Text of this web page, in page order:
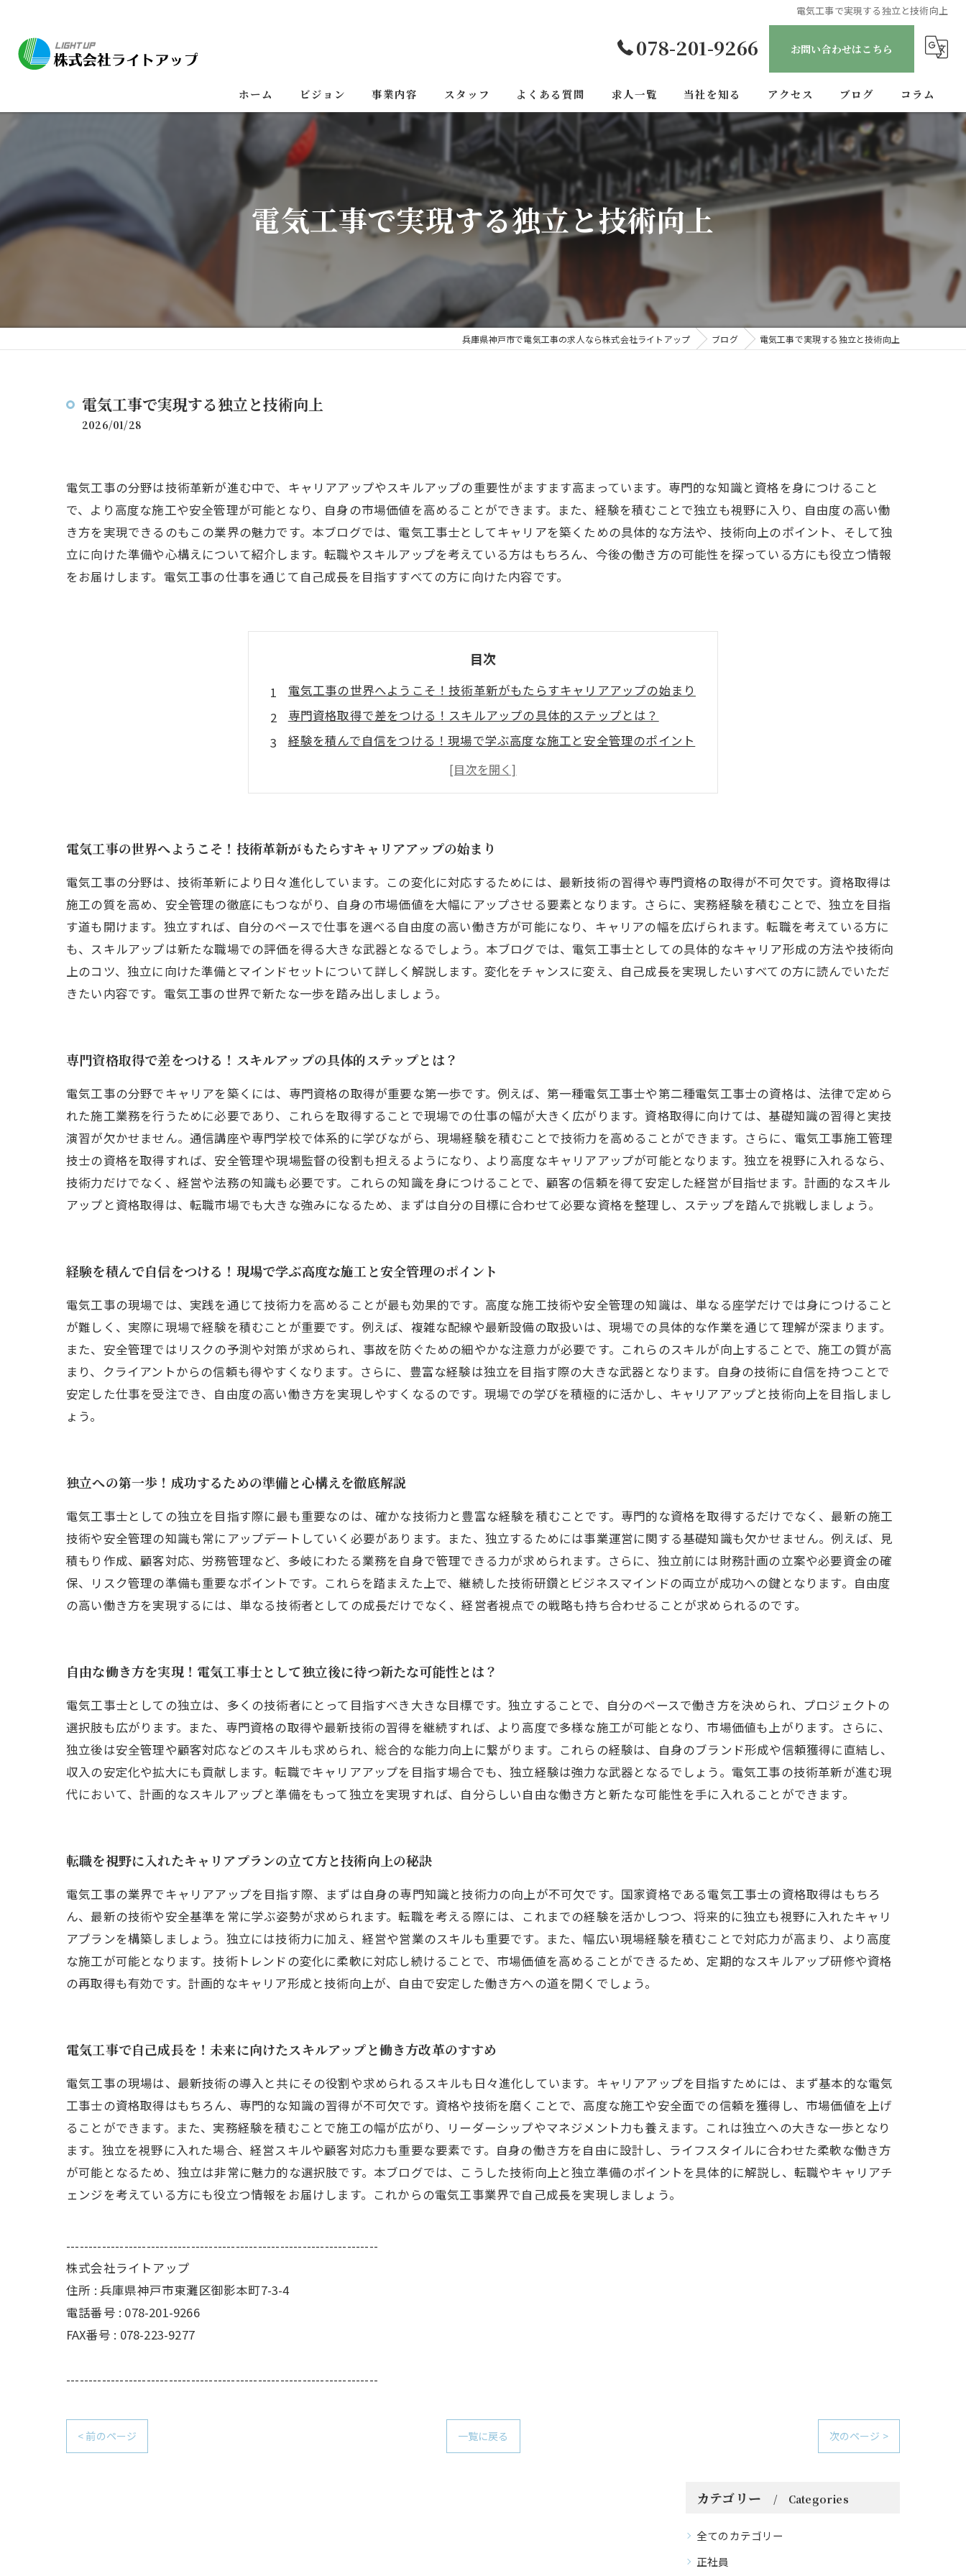
電気工事で実現する独立と技術向上
078-201-9266 お問い合わせはこちら
ホーム ビジョン 事業内容 スタッフ よくある質問 求人一覧 当社を知る
正社員
転職
未経験
アクセス ブログ コラム
電気工事で実現する独立と技術向上
兵庫県神戸市で電気工事の求人なら株式会社ライトアップ ブログ 電気工事で実現する独立と技術向上
電気工事で実現する独立と技術向上
2026/01/28
電気工事の分野は技術革新が進む中で、キャリアアップやスキルアップの重要性がますます高まっています。専門的な知識と資格を身につけること
で、より高度な施工や安全管理が可能となり、自身の市場価値を高めることができます。また、経験を積むことで独立も視野に入り、自由度の高い働
き方を実現できるのもこの業界の魅力です。本ブログでは、電気工事士としてキャリアを築くための具体的な方法や、技術向上のポイント、そして独
立に向けた準備や心構えについて紹介します。転職やスキルアップを考えている方はもちろん、今後の働き方の可能性を探っている方にも役立つ情報
をお届けします。電気工事の仕事を通じて自己成長を目指すすべての方に向けた内容です。
目次
電気工事の世界へようこそ！技術革新がもたらすキャリアアップの始まり
専門資格取得で差をつける！スキルアップの具体的ステップとは？
経験を積んで自信をつける！現場で学ぶ高度な施工と安全管理のポイント
独立への第一歩！成功するための準備と心構えを徹底解説
自由な働き方を実現！電気工事士として独立後に待つ新たな可能性とは？
電気工事で自己成長を！未来に向けたスキルアップと働き方改革のすすめ
電気工事の世界へようこそ！技術革新がもたらすキャリアアップの始まり
電気工事の分野は、技術革新により日々進化しています。この変化に対応するためには、最新技術の習得や専門資格の取得が不可欠です。資格取得は
施工の質を高め、安全管理の徹底にもつながり、自身の市場価値を大幅にアップさせる要素となります。さらに、実務経験を積むことで、独立を目指
す道も開けます。独立すれば、自分のペースで仕事を選べる自由度の高い働き方が可能になり、キャリアの幅を広げられます。転職を考えている方に
も、スキルアップは新たな職場での評価を得る大きな武器となるでしょう。本ブログでは、電気工事士としての具体的なキャリア形成の方法や技術向
上のコツ、独立に向けた準備とマインドセットについて詳しく解説します。変化をチャンスに変え、自己成長を実現したいすべての方に読んでいただ
きたい内容です。電気工事の世界で新たな一歩を踏み出しましょう。
専門資格取得で差をつける！スキルアップの具体的ステップとは？
電気工事の分野でキャリアを築くには、専門資格の取得が重要な第一歩です。例えば、第一種電気工事士や第二種電気工事士の資格は、法律で定めら
れた施工業務を行うために必要であり、これらを取得することで現場での仕事の幅が大きく広がります。資格取得に向けては、基礎知識の習得と実技
演習が欠かせません。通信講座や専門学校で体系的に学びながら、現場経験を積むことで技術力を高めることができます。さらに、電気工事施工管理
技士の資格を取得すれば、安全管理や現場監督の役割も担えるようになり、より高度なキャリアアップが可能となります。独立を視野に入れるなら、
技術力だけでなく、経営や法務の知識も必要です。これらの知識を身につけることで、顧客の信頼を得て安定した経営が目指せます。計画的なスキル
アップと資格取得は、転職市場でも大きな強みになるため、まずは自分の目標に合わせて必要な資格を整理し、ステップを踏んで挑戦しましょう。
経験を積んで自信をつける！現場で学ぶ高度な施工と安全管理のポイント
電気工事の現場では、実践を通じて技術力を高めることが最も効果的です。高度な施工技術や安全管理の知識は、単なる座学だけでは身につけること
が難しく、実際に現場で経験を積むことが重要です。例えば、複雑な配線や最新設備の取扱いは、現場での具体的な作業を通じて理解が深まります。
また、安全管理ではリスクの予測や対策が求められ、事故を防ぐための細やかな注意力が必要です。これらのスキルが向上することで、施工の質が高
まり、クライアントからの信頼も得やすくなります。さらに、豊富な経験は独立を目指す際の大きな武器となります。自身の技術に自信を持つことで
安定した仕事を受注でき、自由度の高い働き方を実現しやすくなるのです。現場での学びを積極的に活かし、キャリアアップと技術向上を目指しまし
ょう。
独立への第一歩！成功するための準備と心構えを徹底解説
電気工事士としての独立を目指す際に最も重要なのは、確かな技術力と豊富な経験を積むことです。専門的な資格を取得するだけでなく、最新の施工
技術や安全管理の知識も常にアップデートしていく必要があります。また、独立するためには事業運営に関する基礎知識も欠かせません。例えば、見
積もり作成、顧客対応、労務管理など、多岐にわたる業務を自身で管理できる力が求められます。さらに、独立前には財務計画の立案や必要資金の確
保、リスク管理の準備も重要なポイントです。これらを踏まえた上で、継続した技術研鑽とビジネスマインドの両立が成功への鍵となります。自由度
の高い働き方を実現するには、単なる技術者としての成長だけでなく、経営者視点での戦略も持ち合わせることが求められるのです。
自由な働き方を実現！電気工事士として独立後に待つ新たな可能性とは？
電気工事士としての独立は、多くの技術者にとって目指すべき大きな目標です。独立することで、自分のペースで働き方を決められ、プロジェクトの
選択肢も広がります。また、専門資格の取得や最新技術の習得を継続すれば、より高度で多様な施工が可能となり、市場価値も上がります。さらに、
独立後は安全管理や顧客対応などのスキルも求められ、総合的な能力向上に繋がります。これらの経験は、自身のブランド形成や信頼獲得に直結し、
収入の安定化や拡大にも貢献します。転職でキャリアアップを目指す場合でも、独立経験は強力な武器となるでしょう。電気工事の技術革新が進む現
代において、計画的なスキルアップと準備をもって独立を実現すれば、自分らしい自由な働き方と新たな可能性を手に入れることができます。
転職を視野に入れたキャリアプランの立て方と技術向上の秘訣
電気工事の業界でキャリアアップを目指す際、まずは自身の専門知識と技術力の向上が不可欠です。国家資格である電気工事士の資格取得はもちろ
ん、最新の技術や安全基準を常に学ぶ姿勢が求められます。転職を考える際には、これまでの経験を活かしつつ、将来的に独立も視野に入れたキャリ
アプランを構築しましょう。独立には技術力に加え、経営や営業のスキルも重要です。また、幅広い現場経験を積むことで対応力が高まり、より高度
な施工が可能となります。技術トレンドの変化に柔軟に対応し続けることで、市場価値を高めることができるため、定期的なスキルアップ研修や資格
の再取得も有効です。計画的なキャリア形成と技術向上が、自由で安定した働き方への道を開くでしょう。
電気工事で自己成長を！未来に向けたスキルアップと働き方改革のすすめ
電気工事の現場は、最新技術の導入と共にその役割や求められるスキルも日々進化しています。キャリアアップを目指すためには、まず基本的な電気
工事士の資格取得はもちろん、専門的な知識の習得が不可欠です。資格や技術を磨くことで、高度な施工や安全面での信頼を獲得し、市場価値を上げ
ることができます。また、実務経験を積むことで施工の幅が広がり、リーダーシップやマネジメント力も養えます。これは独立への大きな一歩となり
ます。独立を視野に入れた場合、経営スキルや顧客対応力も重要な要素です。自身の働き方を自由に設計し、ライフスタイルに合わせた柔軟な働き方
が可能となるため、独立は非常に魅力的な選択肢です。本ブログでは、こうした技術向上と独立準備のポイントを具体的に解説し、転職やキャリアチ
ェンジを考えている方にも役立つ情報をお届けします。これからの電気工事業界で自己成長を実現しましょう。
----------------------------------------------------------------------
株式会社ライトアップ
住所 : 兵庫県神戸市東灘区御影本町7-3-4
電話番号 : 078-201-9266
FAX番号 : 078-223-9277
----------------------------------------------------------------------
< 前のページ 一覧に戻る 次のページ >
カテゴリー Categories
全てのカテゴリー
正社員